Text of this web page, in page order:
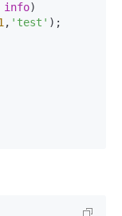
info
, 'test'